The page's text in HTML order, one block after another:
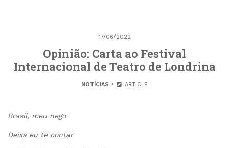
17/06/2022
Opinião: Carta ao Festival
Internacional de Teatro de Londrina
NOTÍCIAS ARTICLE
Brasil, meu nego
Deixa eu te contar